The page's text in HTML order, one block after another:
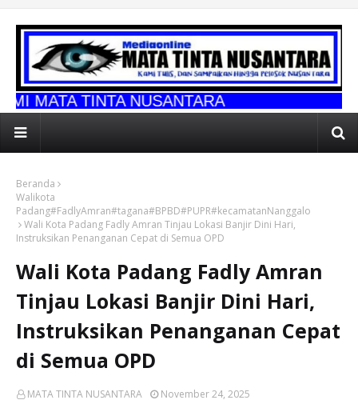
NUSANTARA
Beranda
Walikota
Padang#FadlyAmran#tagana#BPBD#PUPR#kecamatanNanggalo
Wali Kota Padang Fadly Amran Tinjau Lokasi Banjir Dini Hari,
Instruksikan Penanganan Cepat di Semua OPD
Wali Kota Padang Fadly Amran
Tinjau Lokasi Banjir Dini Hari,
Instruksikan Penanganan Cepat
di Semua OPD
MATA TINTA NUSANTARA November 24, 2025